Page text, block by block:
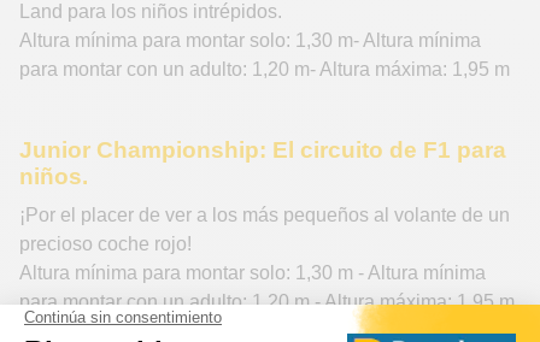
Land para los niños intrépidos.
Altura mínima para montar solo: 1,30 m- Altura mínima
para montar con un adulto: 1,20 m- Altura máxima: 1,95 m
Junior Championship: El circuito de F1 para
niños.
¡Por el placer de ver a los más pequeños al volante de un
precioso coche rojo!
Altura mínima para montar solo: 1,30 m - Altura mínima
para montar con un adulto: 1,20 m - Altura máxima: 1,95 m